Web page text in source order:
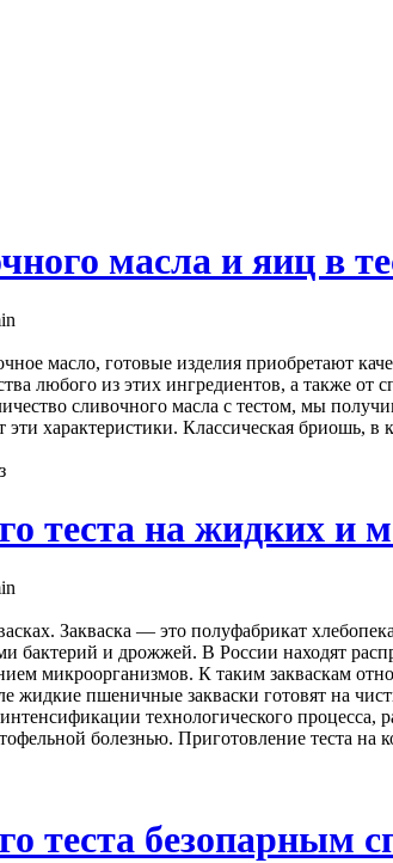
масла и яиц в
масло, готовые изделия приобретают
любого из этих ингредиентов, а также
сливочного масла с тестом, мы
характеристики. Классическая бриошь,
теста на жидких и
Закваска — это полуфабрикат
бактерий и дрожжей. В России находят
микроорганизмов. К таким закваскам
жидкие пшеничные закваски готовят на
технологического
болезнью. Приготовление теста
теста безопарным